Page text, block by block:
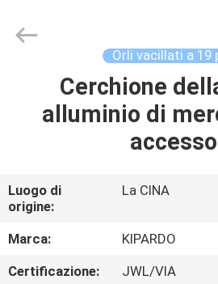
CIRCA
NOI
GIRO
Rimax
Industry
Orli vacillati a 19
Cerchione
alluminio di
Luogo di
origine:
La CINA
Marca:
KIPARDO
Certificazione:
JWL/VIA